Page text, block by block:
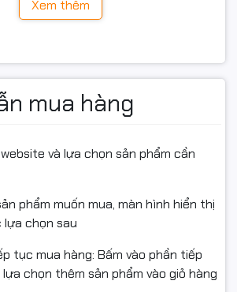
bền bỉ và yên tâm khi sử dụng lâu
Xem thêm
mua hàng
và lựa chọn sản phẩm cần
phẩm muốn mua, màn hình hiển thị
chọn sau
tục mua hàng: Bấm vào phần tiếp
chọn thêm sản phẩm vào giỏ hàng